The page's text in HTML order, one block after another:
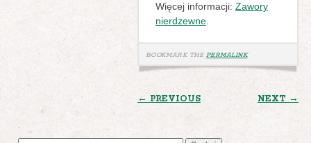
Więcej informacji: Zawory
nierdzewne.
BOOKMARK THE PERMALINK.
POST
NAVIGATION
← PREVIOUS NEXT →